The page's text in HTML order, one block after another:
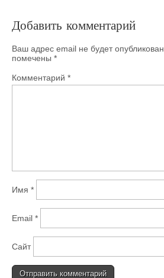
Добавить комментарий
Ваш адрес email не будет опубликован.
помечены *
Комментарий *
Имя *
Email *
Сайт